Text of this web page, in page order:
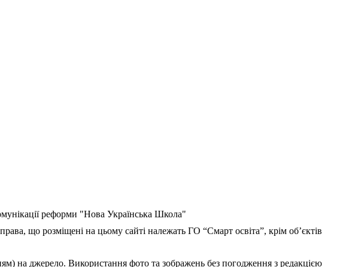
реформи "Нова Українська Школа"
що розміщені на цьому сайті належать ГО “Смарт освіта”, крім об’єктів
на джерело. Використання фото та зображень без погодження з редакцією